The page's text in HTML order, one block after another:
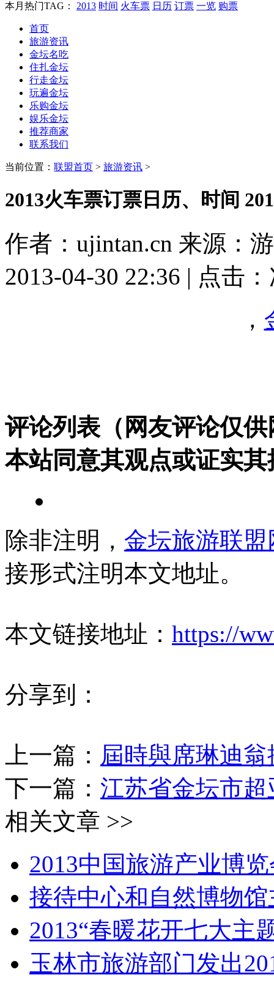
本月热门TAG： 2013 时间 火车票 日历 订票 一览 购票
首页
旅游资讯
金坛名吃
住扎金坛
行走金坛
玩遍金坛
乐购金坛
娱乐金坛
推荐商家
联系我们
当前位置： 联盟首页 > 旅游资讯 >
2013火车票订票日历、时间
作者：ujintan.cn 来源：
2013-04-30 22:36 | 点击：
，
评论列表（网友评论仅
本站同意其观点或证实其
除非注明， 金坛旅游联盟
接形式注明本文地址。
本文链接地址： https://
分享到：
上一篇： 屆時與席琳迪
下一篇： 江苏省金坛市
相关文章 >>
2013中国旅游产业博
接待中心和自然博物
2013“春暖花开七大主
玉林市旅游部门发出